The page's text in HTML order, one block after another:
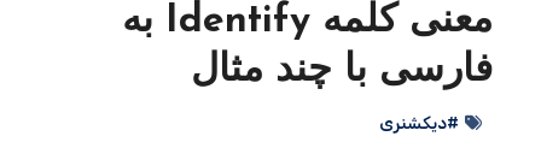
معنی کلمه Identify به
فارسی با چند مثال
#دیکشنری